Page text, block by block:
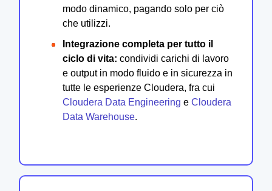
modo dinamico, pagando solo per ciò
che utilizzi.
Integrazione completa per tutto il
ciclo di vita: condividi carichi di lavoro
e output in modo fluido e in sicurezza in
tutte le esperienze Cloudera, fra cui
Cloudera Data Engineering e Cloudera
Data Warehouse.